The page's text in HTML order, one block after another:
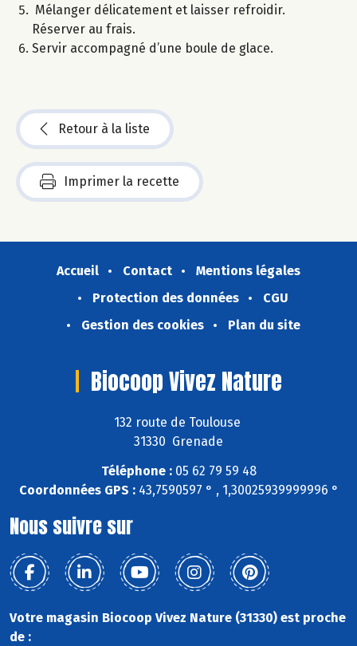
Mélanger délicatement et laisser refroidir.
Réserver au frais.
Servir accompagné d’une boule de glace.
Retour à la liste
Imprimer la recette
Accueil Contact
Mentions légales
Protection des données
CGU
Gestion des cookies
Plan du site
Biocoop Vivez Nature
132 route de Toulouse
31330 Grenade
Téléphone :05 62 79 59 48
Coordonnées GPS :43,7590597 ° , 1,30025939999996 °
Nous suivre sur
Votre magasin Biocoop Vivez Nature (31330) est proche
de :